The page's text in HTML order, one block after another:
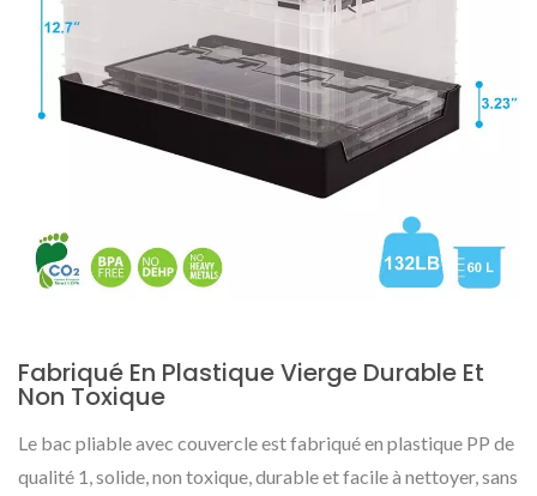
Fabriqué En Plastique Vierge Durable Et
Non Toxique
Le bac pliable avec couvercle est fabriqué en plastique PP de
qualité 1, solide, non toxique, durable et facile à nettoyer, sans